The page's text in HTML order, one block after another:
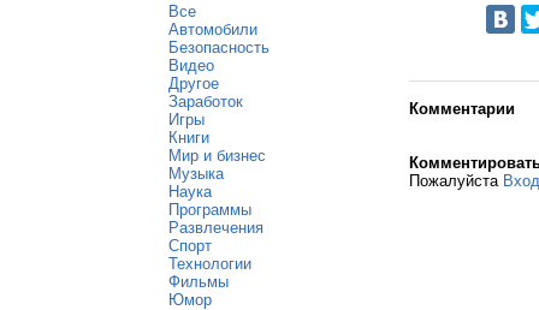
Все
Автомобили
Безопасность
Видео
Другое
Заработок
Игры
Книги
Мир и бизнес
Музыка
Наука
Программы
Развлечения
Спорт
Технологии
Фильмы
Юмор
Комментарии
Пожалуйста Вход